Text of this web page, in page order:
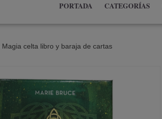
PORTADA CATEGORÍAS
Magia celta libro y baraja de cartas